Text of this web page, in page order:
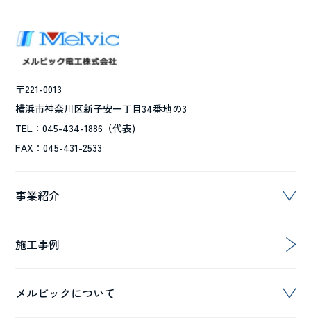
〒221-0013
横浜市神奈川区新子安一丁目34番地の3
TEL：045-434-1886（代表)
FAX：045-431-2533
事業紹介
施工事例
メルビックについて